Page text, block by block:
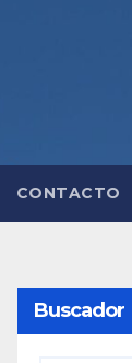
CONTACTO
Buscador